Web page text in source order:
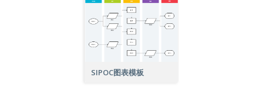
SIPOC图表模板